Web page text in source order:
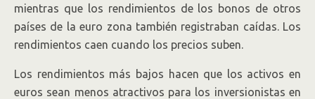
mientras que los rendimientos de los bonos de otros
países de la euro zona también registraban caídas. Los
rendimientos caen cuando los precios suben.
Los rendimientos más bajos hacen que los activos en
euros sean menos atractivos para los inversionistas en